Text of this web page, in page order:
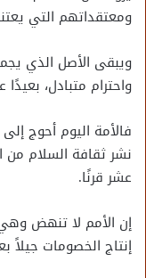
ومعتقداتهم التي
ويبقى الأصل الذي
واحترام متبادل،
فالأمة اليوم أحوج
نشر ثقافة السلام من
عشر قرنًا.
إن الأمم لا تنهض
إنتاج الخصومات جيلاً